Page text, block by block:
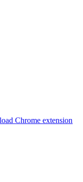
Chrome extension